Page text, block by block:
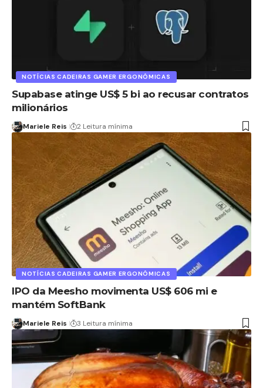
NOTÍCIAS CADEIRAS GAMER ERGONÔMICAS
Supabase atinge US$ 5 bi ao recusar contratos
milionários
Mariele Reis 2 Leitura mínima
NOTÍCIAS CADEIRAS GAMER ERGONÔMICAS
IPO da Meesho movimenta US$ 606 mi e
mantém SoftBank
Mariele Reis 3 Leitura mínima